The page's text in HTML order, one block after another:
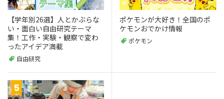
【学年別26選】人とかぶらな
い・面白い自由研究テーマ
集！工作・実験・観察で変わ
ったアイデア満載
自由研究
ポケモンが大好き！全国のポ
ケモンおでかけ情報
ポケモン